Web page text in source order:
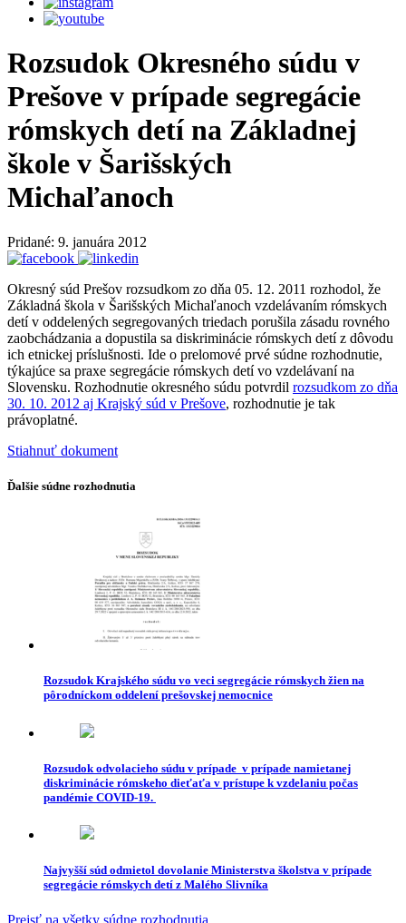
Rozsudok Okresného súdu v
Prešove v prípade segregácie
rómskych detí na Základnej
škole v Šarišských
Michaľanoch
Pridané: 9. januára 2012
Okresný súd Prešov rozsudkom zo dňa 05. 12. 2011 rozhodol, že
Základná škola v Šarišských Michaľanoch vzdelávaním rómskych
detí v oddelených segregovaných triedach porušila zásadu rovného
zaobchádzania a dopustila sa diskriminácie rómskych detí z dôvodu
ich etnickej príslušnosti. Ide o prelomové prvé súdne rozhodnutie,
týkajúce sa praxe segregácie rómskych detí vo vzdelávaní na
Slovensku. Rozhodnutie okresného súdu potvrdil rozsudkom zo dňa
30. 10. 2012 aj Krajský súd v Prešove, rozhodnutie je tak
právoplatné.
Stiahnuť dokument
Ďalšie súdne rozhodnutia
Rozsudok Krajského súdu vo veci segregácie rómskych žien na
pôrodníckom oddelení prešovskej nemocnice
Rozsudok odvolacieho súdu v prípade v prípade namietanej
diskriminácie rómskeho dieťaťa v prístupe k vzdelaniu počas
pandémie COVID-19.
Najvyšší súd odmietol dovolanie Ministerstva školstva v prípade
segregácie rómskych detí z Malého Slivníka